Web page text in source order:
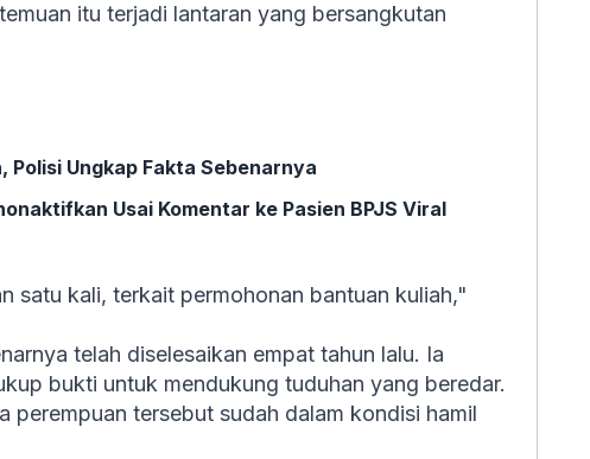
itu terjadi lantaran yang bersangkutan
Polisi Ungkap Fakta Sebenarnya
Usai Komentar ke Pasien BPJS Viral
satu kali, terkait permohonan bantuan kuliah,"
telah diselesaikan empat tahun lalu. Ia
bukti untuk mendukung tuduhan yang beredar.
perempuan tersebut sudah dalam kondisi hamil